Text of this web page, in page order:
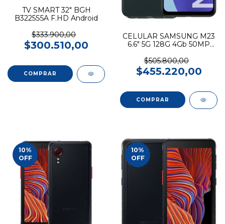
TV SMART 32" BGH
B3225S5A F.HD Android
$333.900,00
$300.510,00
CELULAR SAMSUNG M23
6.6" 5G 128G 4Gb 50MP
$505.800,00
$455.220,00
10%
OFF
10%
OFF